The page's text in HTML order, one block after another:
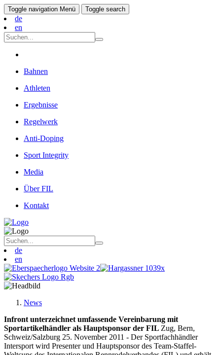
Toggle navigation Menü Toggle search
de
en
Bahnen
Athleten
Ergebnisse
Regelwerk
Anti-Doping
Sport Integrity
Media
Über FIL
Kontakt
de
en
News
Infront unterzeichnet umfassende Vereinbarung mit
Sportartikelhändler als Hauptsponsor der FIL Zug, Bern,
Schweiz/Salzburg 25. November 2011 - Der Sportfachhändler
Intersport wird Presenter und Hauptsponsor des Team-Staffel-